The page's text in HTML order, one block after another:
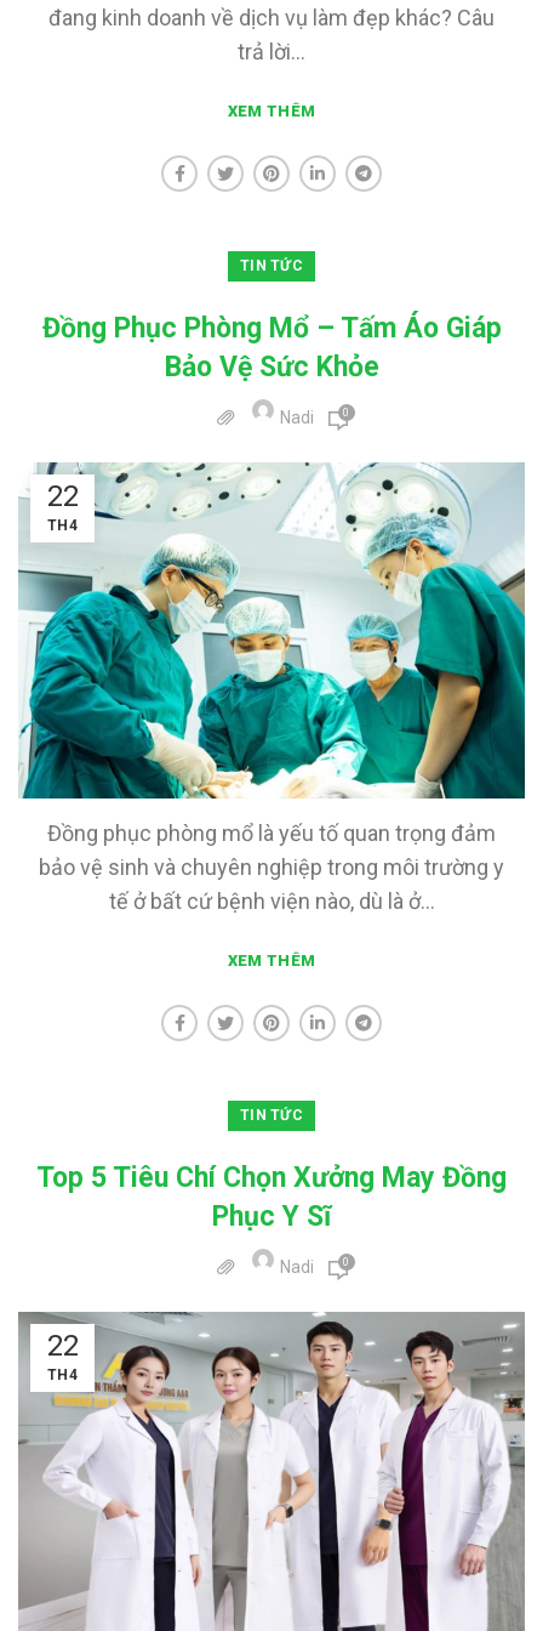
đang kinh doanh về dịch vụ làm đẹp khác? Câu
trả lời...
XEM THÊM
TIN TỨC
Đồng Phục Phòng Mổ – Tấm Áo Giáp
Bảo Vệ Sức Khỏe
Nadi 0
22
TH4
Đồng phục phòng mổ là yếu tố quan trọng đảm
bảo vệ sinh và chuyên nghiệp trong môi trường y
tế ở bất cứ bệnh viện nào, dù là ở...
XEM THÊM
TIN TỨC
Top 5 Tiêu Chí Chọn Xưởng May Đồng
Phục Y Sĩ
Nadi 0
22
TH4